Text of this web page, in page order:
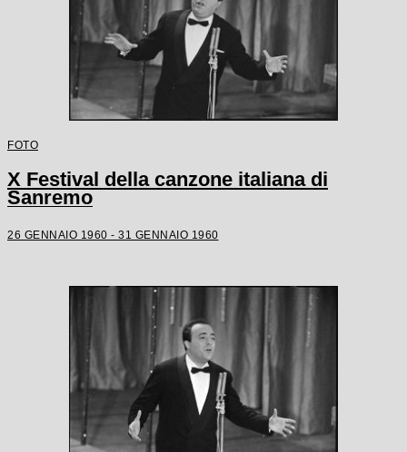
FOTO
X Festival della canzone italiana di
Sanremo
26 GENNAIO 1960 - 31 GENNAIO 1960